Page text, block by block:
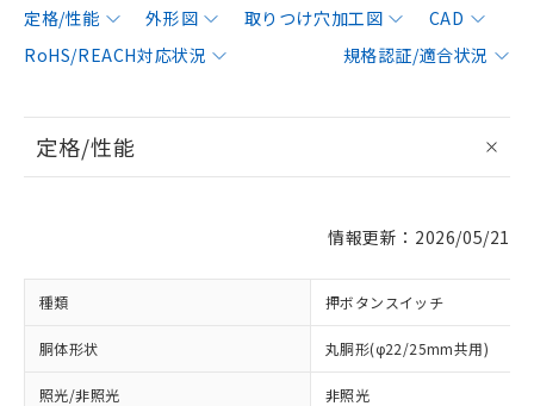
定格/性能 外形図 取りつけ穴加工図
CAD
RoHS/REACH対応状況
規格認証/適合状況
定格/性能
情報更新：2026/05/21
種類 押ボタンスイッチ
胴体形状 丸胴形(φ22/25mm共用)
照光/非照光 非照光